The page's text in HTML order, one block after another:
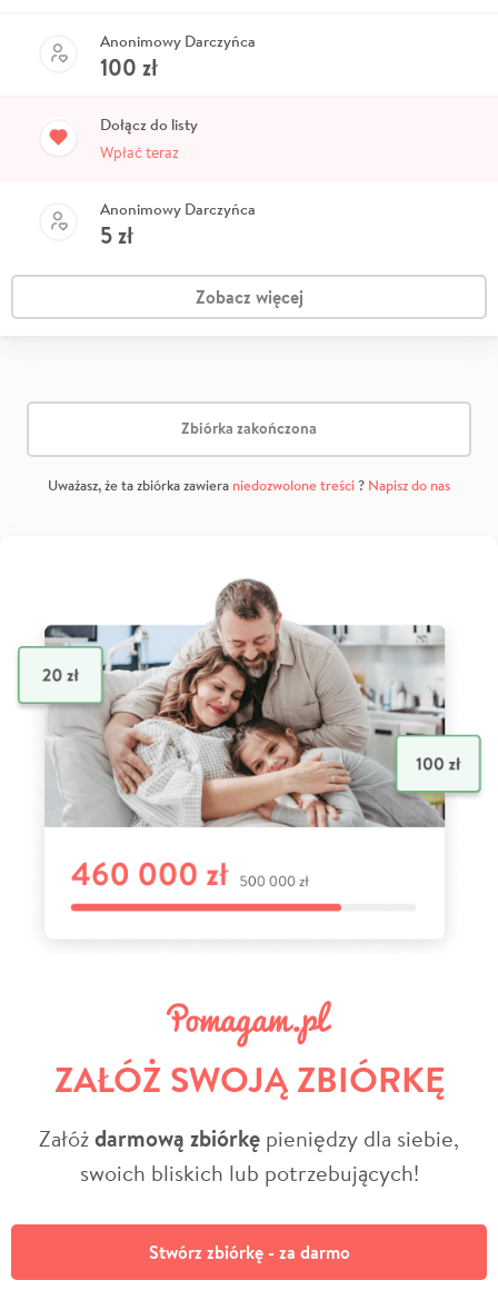
Anonimowy Darczyńca
100 zł
Dołącz do listy
Wpłać teraz
Anonimowy Darczyńca
5zł
Zobacz więcej
Zbiórka zakończona
Uważasz, że ta zbiórka zawiera niedozwolone treści? Napisz do nas
ZAŁÓŻ SWOJĄ ZBIÓRKĘ
Załóżdarmową zbiórkę pieniędzy dla siebie,
swoich bliskich lub potrzebujących!
Stwórz zbiórkę - za darmo